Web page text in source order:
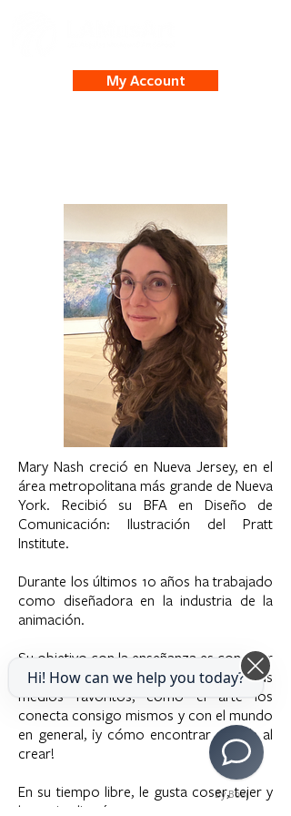
My Account
Mary Nash creció en Nueva Jersey, en el
área metropolitana más grande de Nueva
York. Recibió su BFA en Diseño de
Comunicación: Ilustración del Pratt
Institute.
Durante los últimos 10 años ha trabajado
como diseñadora en la industria de la
animación.
Su objetivo con la enseñanza es conectar
a los niños con el arte detrás de sus
medios favoritos, cómo el arte los
conecta consigo mismos y con el mundo
en general, ¡y cómo encontrar alegría al
crear!
En su tiempo libre, le gusta coser, tejer y
hacer jardinería.
By Boei
Hi! How can we help you today?